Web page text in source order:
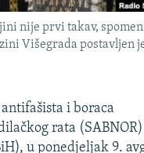
U BIH 2024.
nije prvi takav,
Višegrada postavljen
antifašista i boraca
rata
u ponedjeljak 9.